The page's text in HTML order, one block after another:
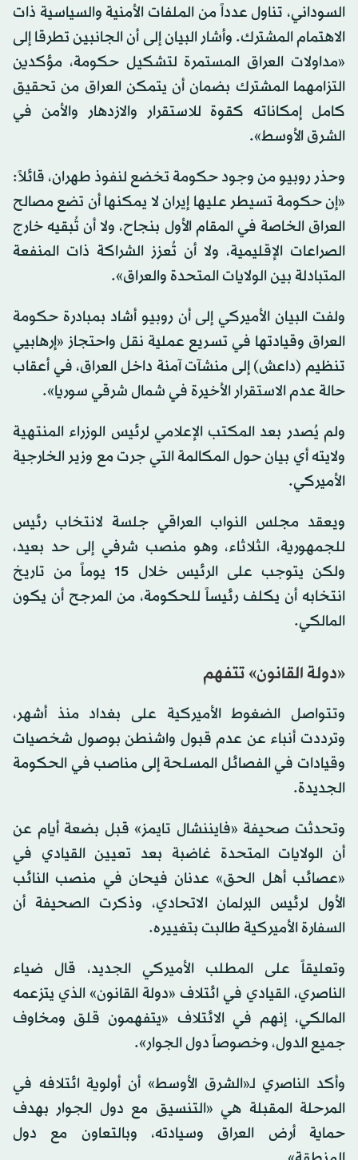
السوداني، تناول عدداً من الملفات الأمنية والسياسية ذات
الاهتمام المشترك. وأشار البيان إلى أن الجانبين تطرقا إلى
«مداولات العراق المستمرة لتشكيل حكومة، مؤكدين
التزامهما المشترك بضمان أن يتمكن العراق من تحقيق
كامل إمكاناته كقوة للاستقرار والازدهار والأمن في
الشرق الأوسط».
وحذر روبيو من وجود حكومة تخضع لنفوذ طهران، قائلاً:
«إن حكومة تسيطر عليها إيران لا يمكنها أن تضع مصالح
العراق الخاصة في المقام الأول بنجاح، ولا أن تُبقيه خارج
الصراعات الإقليمية، ولا أن تُعزز الشراكة ذات المنفعة
المتبادلة بين الولايات المتحدة والعراق».
ولفت البيان الأميركي إلى أن روبيو أشاد بمبادرة حكومة
العراق وقيادتها في تسريع عملية نقل واحتجاز «إرهابيي
تنظيم (داعش) إلى منشآت آمنة داخل العراق، في أعقاب
حالة عدم الاستقرار الأخيرة في شمال شرقي سوريا».
ولم يُصدر بعد المكتب الإعلامي لرئيس الوزراء المنتهية
ولايته أي بيان حول المكالمة التي جرت مع وزير الخارجية
الأميركي.
ويعقد مجلس النواب العراقي جلسة لانتخاب رئيس
للجمهورية، الثلاثاء، وهو منصب شرفي إلى حد بعيد،
ولكن يتوجب على الرئيس خلال 15 يوماً من تاريخ
انتخابه أن يكلف رئيساً للحكومة، من المرجح أن يكون
المالكي.
«دولة القانون» تتفهم
وتتواصل الضغوط الأميركية على بغداد منذ أشهر،
وترددت أنباء عن عدم قبول واشنطن بوصول شخصيات
وقيادات في الفصائل المسلحة إلى مناصب في الحكومة
الجديدة.
وتحدثت صحيفة «فايننشال تايمز» قبل بضعة أيام عن
أن الولايات المتحدة غاضبة بعد تعيين القيادي في
«عصائب أهل الحق» عدنان فيحان في منصب النائب
الأول لرئيس البرلمان الاتحادي، وذكرت الصحيفة أن
السفارة الأميركية طالبت بتغييره.
وتعليقاً على المطلب الأميركي الجديد، قال ضياء
الناصري، القيادي في ائتلاف «دولة القانون» الذي يتزعمه
المالكي، إنهم في الائتلاف «يتفهمون قلق ومخاوف
جميع الدول، وخصوصاً دول الجوار».
وأكد الناصري لـ«الشرق الأوسط» أن أولوية ائتلافه في
المرحلة المقبلة هي «التنسيق مع دول الجوار بهدف
حماية أرض العراق وسيادته، وبالتعاون مع دول